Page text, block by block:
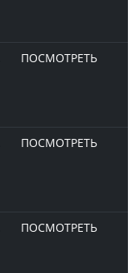
ПОСМОТРЕТЬ
ПОСМОТРЕТЬ
ПОСМОТРЕТЬ